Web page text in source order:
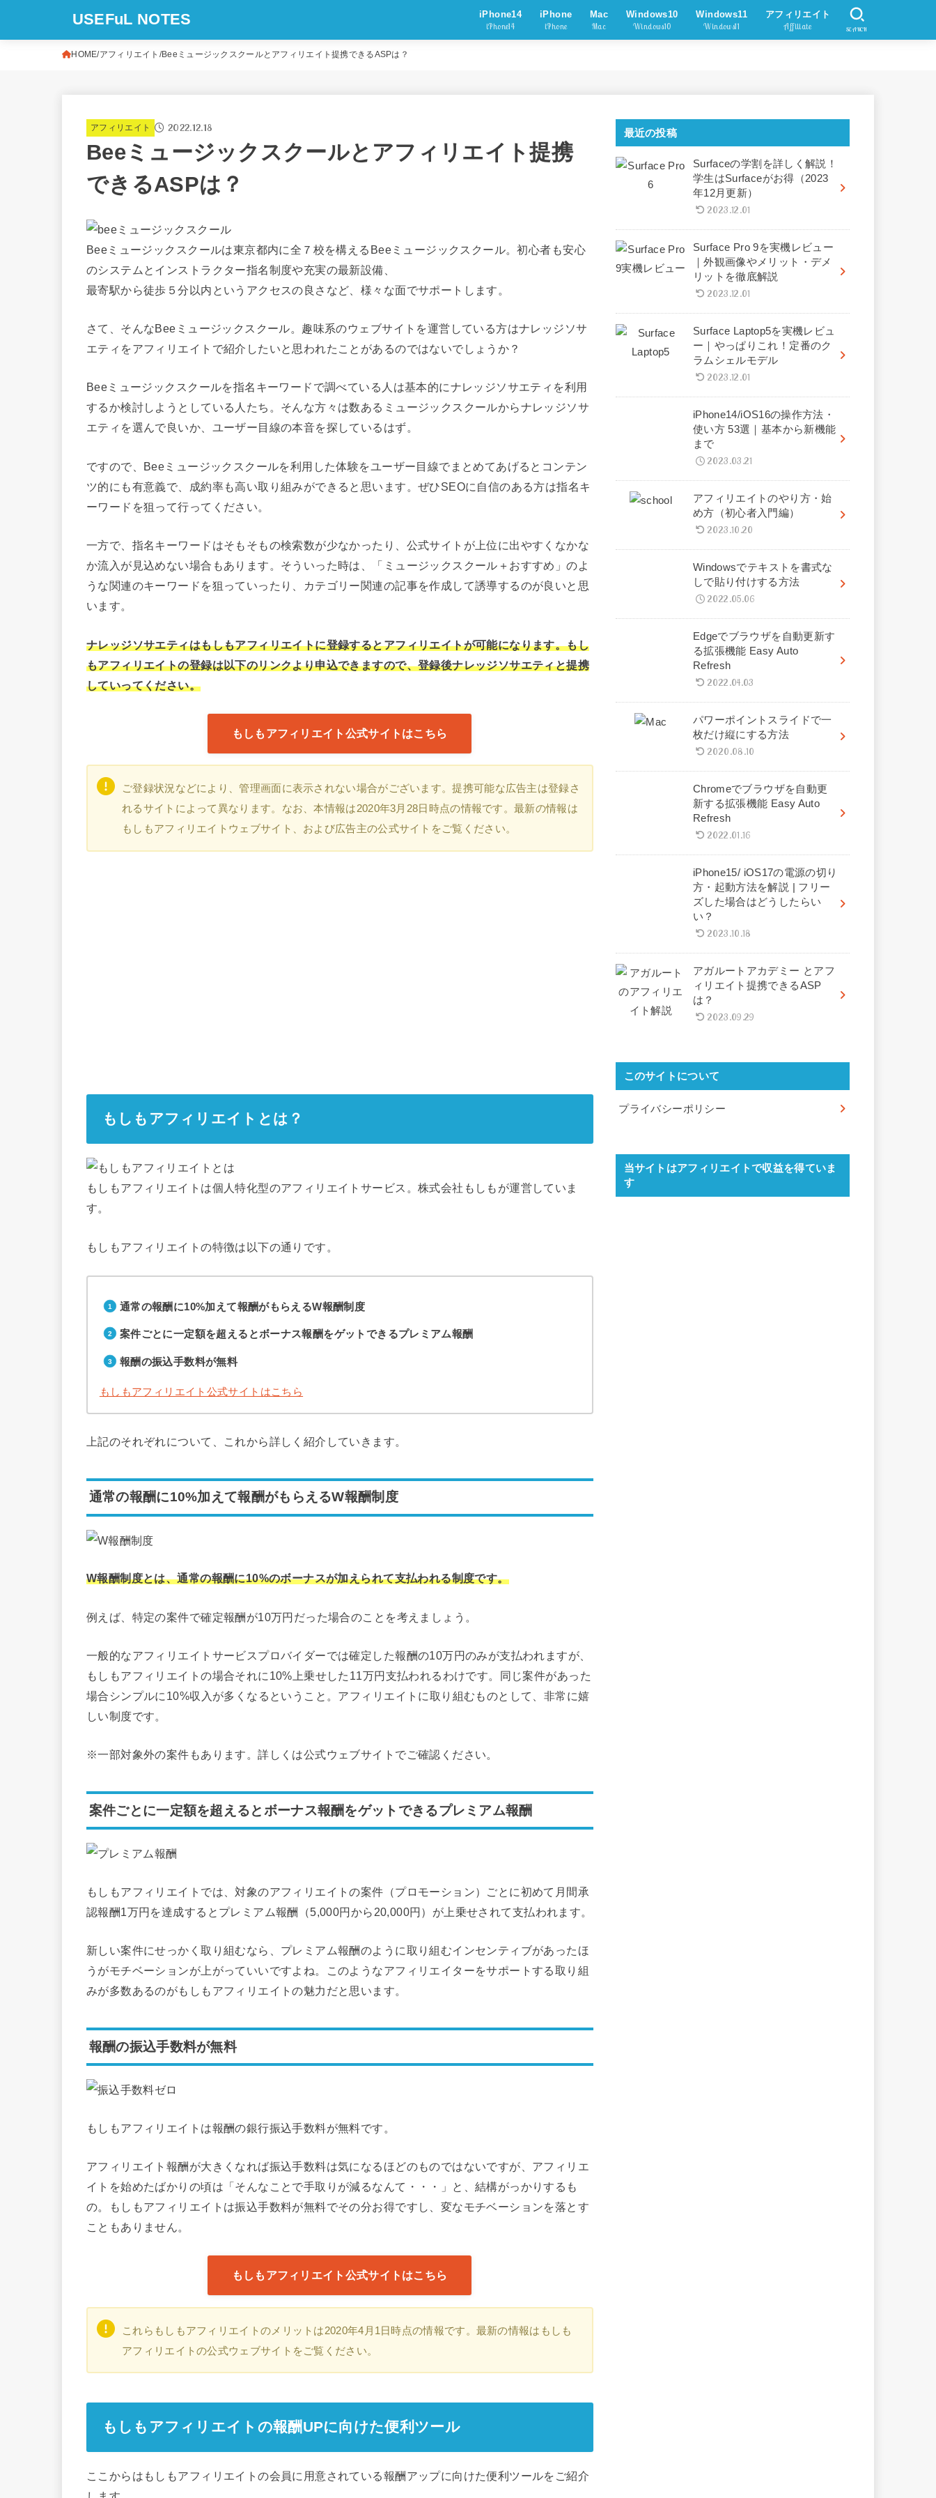
USEFuL NOTES iPhone14
iPhone14
iPhone
iPhone
Mac
Mac
Windows10
Windows10
Windows11
Windows11
アフィリエイト
Affiliate SEARCH
HOME アフィリエイト Beeミュージックスクールとアフィリエイト提携できるASPは？
アフィリエイト 2022.12.18
Beeミュージックスクールとアフィリエイト提携
できるASPは？
Beeミュージックスクールは東京都内に全７校を構えるBeeミュージックスクール。初心者も安心
のシステムとインストラクター指名制度や充実の最新設備、
最寄駅から徒歩５分以内というアクセスの良さなど、様々な面でサポートします。
さて、そんなBeeミュージックスクール。趣味系のウェブサイトを運営している方はナレッジソサ
エティをアフィリエイトで紹介したいと思われたことがあるのではないでしょうか？
Beeミュージックスクールを指名キーワードで調べている人は基本的にナレッジソサエティを利用
するか検討しようとしている人たち。そんな方々は数あるミュージックスクールからナレッジソサ
エティを選んで良いか、ユーザー目線の本音を探しているはず。
ですので、Beeミュージックスクールを利用した体験をユーザー目線でまとめてあげるとコンテン
ツ的にも有意義で、成約率も高い取り組みができると思います。ぜひSEOに自信のある方は指名キ
ーワードを狙って行ってください。
一方で、指名キーワードはそもそもの検索数が少なかったり、公式サイトが上位に出やすくなかな
か流入が見込めない場合もあります。そういった時は、「ミュージックスクール＋おすすめ」のよ
うな関連のキーワードを狙っていったり、カテゴリー関連の記事を作成して誘導するのが良いと思
います。
ナレッジソサエティはもしもアフィリエイトに登録するとアフィリエイトが可能になります。もし
もアフィリエイトの登録は以下のリンクより申込できますので、登録後ナレッジソサエティと提携
していってください。
もしもアフィリエイト公式サイトはこちら
ご登録状況などにより、管理画面に表示されない場合がございます。提携可能な広告主は登録さ
れるサイトによって異なります。なお、本情報は2020年3月28日時点の情報です。最新の情報は
もしもアフィリエイトウェブサイト、および広告主の公式サイトをご覧ください。
もしもアフィリエイトとは？
もしもアフィリエイトは個人特化型のアフィリエイトサービス。株式会社もしもが運営していま
す。
もしもアフィリエイトの特徴は以下の通りです。
通常の報酬に10%加えて報酬がもらえるW報酬制度
案件ごとに一定額を超えるとボーナス報酬をゲットできるプレミアム報酬
報酬の振込手数料が無料
もしもアフィリエイト公式サイトはこちら
上記のそれぞれについて、これから詳しく紹介していきます。
通常の報酬に10%加えて報酬がもらえるW報酬制度
W報酬制度とは、通常の報酬に10%のボーナスが加えられて支払われる制度です。
例えば、特定の案件で確定報酬が10万円だった場合のことを考えましょう。
一般的なアフィリエイトサービスプロバイダーでは確定した報酬の10万円のみが支払われますが、
もしもアフィリエイトの場合それに10%上乗せした11万円支払われるわけです。同じ案件があった
場合シンプルに10%収入が多くなるということ。アフィリエイトに取り組むものとして、非常に嬉
しい制度です。
※一部対象外の案件もあります。詳しくは公式ウェブサイトでご確認ください。
案件ごとに一定額を超えるとボーナス報酬をゲットできるプレミアム報酬
もしもアフィリエイトでは、対象のアフィリエイトの案件（プロモーション）ごとに初めて月間承
認報酬1万円を達成するとプレミアム報酬（5,000円から20,000円）が上乗せされて支払われます。
新しい案件にせっかく取り組むなら、プレミアム報酬のように取り組むインセンティブがあったほ
うがモチベーションが上がっていいですよね。このようなアフィリエイターをサポートする取り組
みが多数あるのがもしもアフィリエイトの魅力だと思います。
報酬の振込手数料が無料
もしもアフィリエイトは報酬の銀行振込手数料が無料です。
アフィリエイト報酬が大きくなれば振込手数料は気になるほどのものではないですが、アフィリエ
イトを始めたばかりの頃は「そんなことで手取りが減るなんて・・・」と、結構がっかりするも
の。もしもアフィリエイトは振込手数料が無料でその分お得ですし、変なモチベーションを落とす
こともありません。
もしもアフィリエイト公式サイトはこちら
これらもしもアフィリエイトのメリットは2020年4月1日時点の情報です。最新の情報はもしも
アフィリエイトの公式ウェブサイトをご覧ください。
もしもアフィリエイトの報酬UPに向けた便利ツール
ここからはもしもアフィリエイトの会員に用意されている報酬アップに向けた便利ツールをご紹介
最近の投稿
Surfaceの学割を詳しく解説！
学生はSurfaceがお得（2023
年12月更新）
2023.12.01
Surface Pro 9を実機レビュー
｜外観画像やメリット・デメ
リットを徹底解説
2023.12.01
Surface Laptop5を実機レビュ
ー｜やっぱりこれ！定番のク
ラムシェルモデル
2023.12.01
iPhone14/iOS16の操作方法・
使い方 53選｜基本から新機能
まで
2023.03.21
アフィリエイトのやり方・始
め方（初心者入門編）
2023.10.20
Windowsでテキストを書式な
しで貼り付けする方法
2022.05.06
Edgeでブラウザを自動更新す
る拡張機能 Easy Auto
Refresh
2022.04.03
パワーポイントスライドで一
枚だけ縦にする方法
2020.08.10
Chromeでブラウザを自動更
新する拡張機能 Easy Auto
Refresh
2022.01.16
iPhone15/ iOS17の電源の切り
方・起動方法を解説 | フリー
ズした場合はどうしたらい
い？
2023.10.18
アガルートアカデミー とアフ
ィリエイト提携できるASP
は？
2023.09.29
このサイトについて
プライバシーポリシー
当サイトはアフィリエイトで収益を得ていま
す